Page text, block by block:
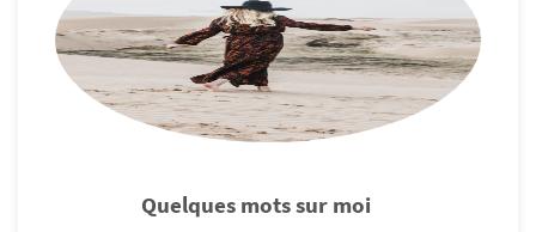
Quelques mots sur moi